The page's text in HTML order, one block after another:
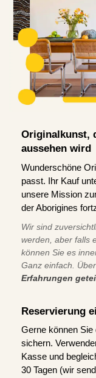
Originalkunst,
aussehen wird
Wunderschöne
passt. Ihr Kauf
unsere Mission
der Aborigines
Wir sind
werden, aber falls
können Sie es
Ganz einfach. Über
Erfahrungen
Reservierung
Gerne können Sie
sichern.
Kasse und
30 Tagen (wir